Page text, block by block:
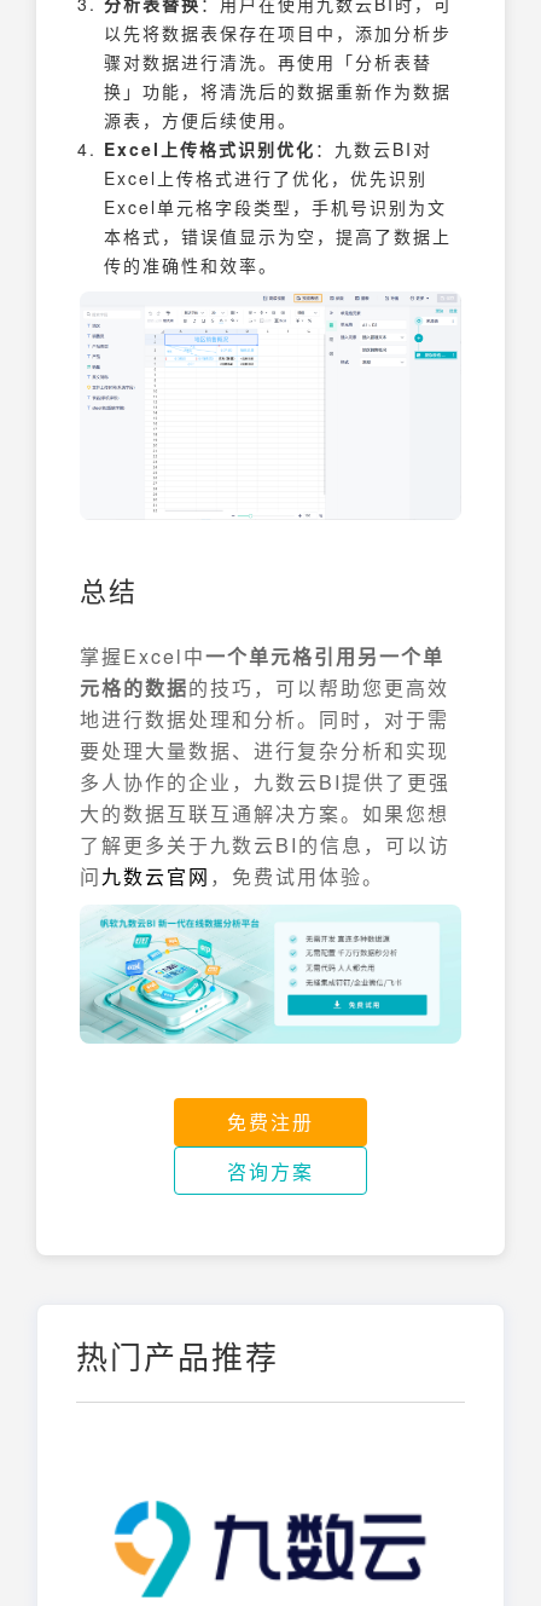
以先将数据表保存在项目中，添加分析步
骤对数据进行清洗。再使用「分析表替
换」功能，将清洗后的数据重新作为数据
源表，方便后续使用。
Excel上传格式识别优化 ：九数云BI对
Excel上传格式进行了优化，优先识别
Excel单元格字段类型，手机号识别为文
本格式，错误值显示为空，提高了数据上
传的准确性和效率。
总结
掌握Excel中一个单元格引用另一个单
元格的数据的技巧，可以帮助您更高效
地进行数据处理和分析。同时，对于需
要处理大量数据、进行复杂分析和实现
多人协作的企业，九数云BI提供了更强
大的数据互联互通解决方案。如果您想
了解更多关于九数云BI的信息，可以访
问九数云官网 ，免费试用体验。
免费注册
咨询方案
热门产品推荐